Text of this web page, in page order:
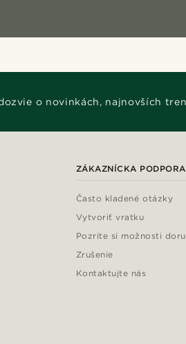
o novinkách, najnovších
ZÁKAZNÍCKA PODPORA
Často kladené otázky
Vytvoriť vratku
Pozrite si možnosti
Zrušenie
Kontaktujte nás